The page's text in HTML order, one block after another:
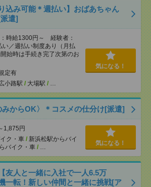
込み可能＊週払い】おばあちゃん
遣]
時給1300円～ 経験者：
／週払い制度あり（月払
始時は手続き完了次第のお
定有
小路駅 / 大場駅 / …
気になる！
みからOK〉＊コスメの仕分け[派遣]
1,875円
ク・車 / 新浜松駅からバイ
バイク・車 / …
気になる！
友人と一緒に入社で一人6.5万
一転！新しい仲間と一緒に挑戦[ア